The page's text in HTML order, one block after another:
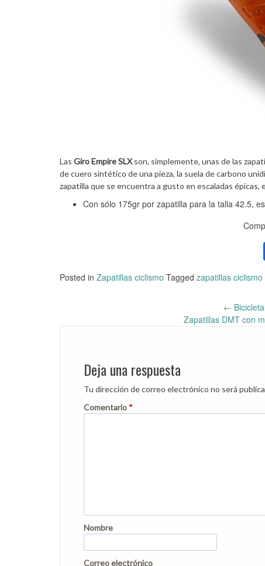
Las Giro Empire SLXson, simplemente, unas de las
de cuero sintético de una pieza, la suela de carbono
zapatilla que se encuentra a gusto en escaladas
Con sólo 175gr por zapatilla para la talla 42.5,
Posted in Zapatillas ciclismo Tagged zapatillas ciclismo
Post
←
Zapatillas DMT con
Deja una respuesta
Tu dirección de correo electrónico no será
Comentario *
Nombre
Correo electrónico